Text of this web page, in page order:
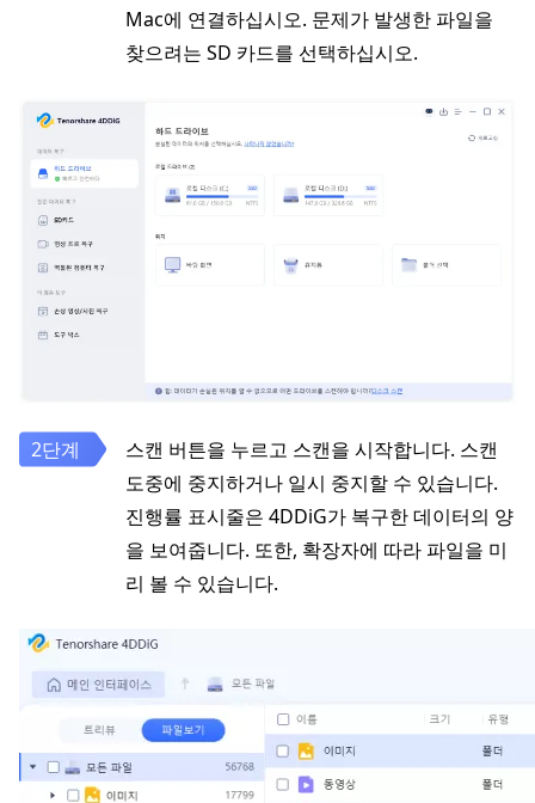
Mac에 연결하십시오. 문제가 발생한 파일을
찾으려는 SD 카드를 선택하십시오.
스캔 버튼을 누르고 스캔을 시작합니다. 스캔
도중에 중지하거나 일시 중지할 수 있습니다.
진행률 표시줄은 4DDiG가 복구한 데이터의 양
을 보여줍니다. 또한, 확장자에 따라 파일을 미
리 볼 수 있습니다.